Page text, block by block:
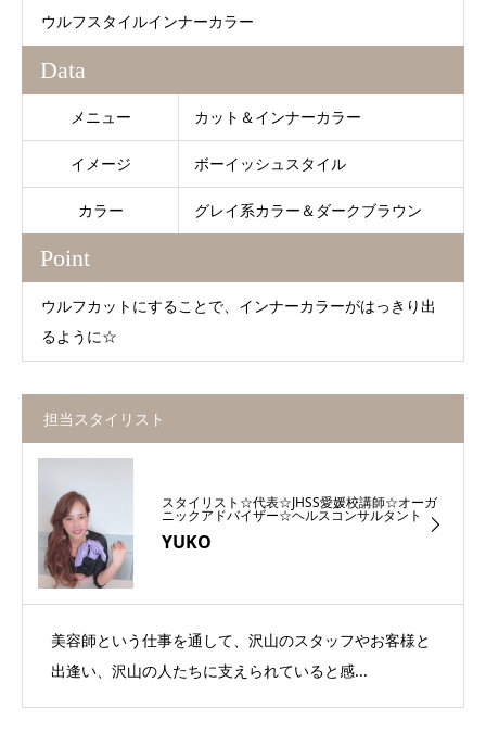
ウルフスタイルインナーカラー
Data
メニュー カット＆インナーカラー
イメージ ボーイッシュスタイル
カラー グレイ系カラー＆ダークブラウン
Point
ウルフカットにすることで、インナーカラーがはっきり出
るように☆
担当スタイリスト
スタイリスト☆代表☆JHSS愛媛校講師☆オーガ
ニックアドバイザー☆ヘルスコンサルタント
YUKO
美容師という仕事を通して、沢山のスタッフやお客様と
出逢い、沢山の人たちに支えられていると感...